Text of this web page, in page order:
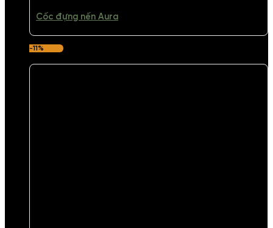
Cốc đựng nến Aura
-11%